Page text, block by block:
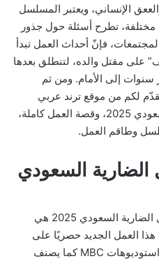
الإنساني، ويعتبر المسلسل
مختلفة، تطرح أسئلة حول جذور
فإنّ أحداث العمل تبدأ
مقتل والده، لتنطلق بعدها
إلى الأمام. ومن ثم
لكم من موقع ترند عربي
قنوات عرض مسلسل الضارية السعودي 2025، وقصة العمل كاملة،
وطاقم العمل.
السعودي
القناة الوحبية التي تعرض مسلسل الضارية السعودي 2025 هي
العمل الجديد حصريًا على
شاهد عبر الإنترنت، وهو من إنتاج استوديوهات MBC كما يصنف